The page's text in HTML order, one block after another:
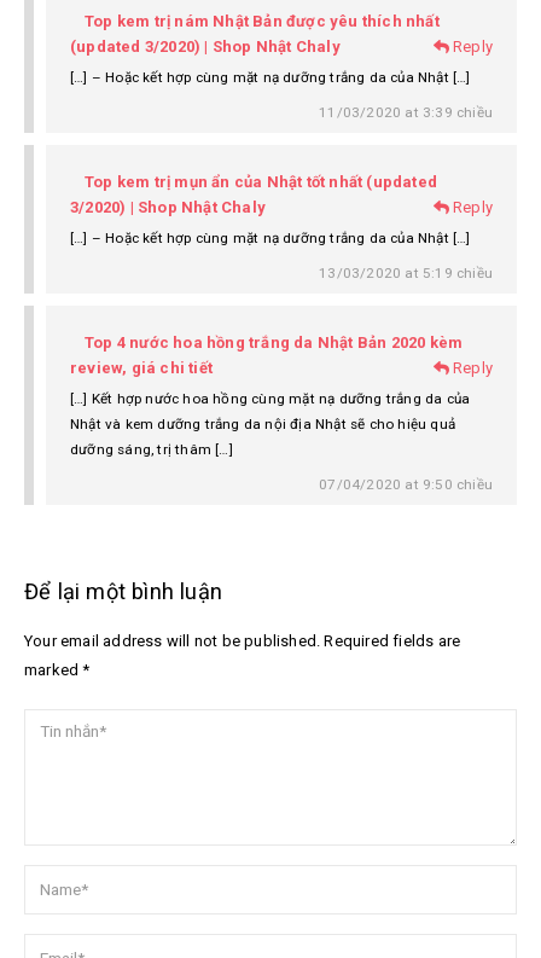
Top kem trị nám Nhật Bản được yêu thích nhất
(updated 3/2020) | Shop Nhật Chaly
Reply
[…] – Hoặc kết hợp cùng mặt nạ dưỡng trắng da của Nhật […]
11/03/2020 at 3:39 chiều
Top kem trị mụn ẩn của Nhật tốt nhất (updated
3/2020) | Shop Nhật Chaly
Reply
[…] – Hoặc kết hợp cùng mặt nạ dưỡng trắng da của Nhật […]
13/03/2020 at 5:19 chiều
Top 4 nước hoa hồng trắng da Nhật Bản 2020 kèm
review, giá chi tiết
Reply
[…] Kết hợp nước hoa hồng cùng mặt nạ dưỡng trắng da của
Nhật và kem dưỡng trắng da nội địa Nhật sẽ cho hiệu quả
dưỡng sáng, trị thâm […]
07/04/2020 at 9:50 chiều
Để lại một bình luận
Your email address will not be published. Required fields are
marked *